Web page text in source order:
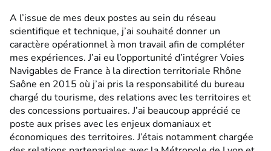
A l’issue de mes deux postes au sein du réseau
scientifique et technique, j’ai souhaité donner un
caractère opérationnel à mon travail afin de compléter
mes expériences. J’ai eu l’opportunité d’intégrer Voies
Navigables de France à la direction territoriale Rhône
Saône en 2015 où j’ai pris la responsabilité du bureau
chargé du tourisme, des relations avec les territoires et
des concessions portuaires. J’ai beaucoup apprécié ce
poste aux prises avec les enjeux domaniaux et
économiques des territoires. J’étais notamment chargée